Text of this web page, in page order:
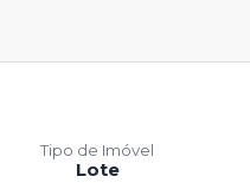
Lote
Tipo de Imóvel